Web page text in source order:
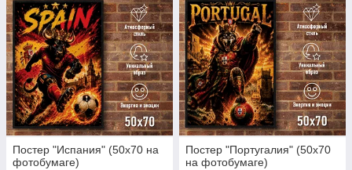
Постер "Испания" (50х70 на
фотобумаге)
Постер "Португалия" (50х70
на фотобумаге)